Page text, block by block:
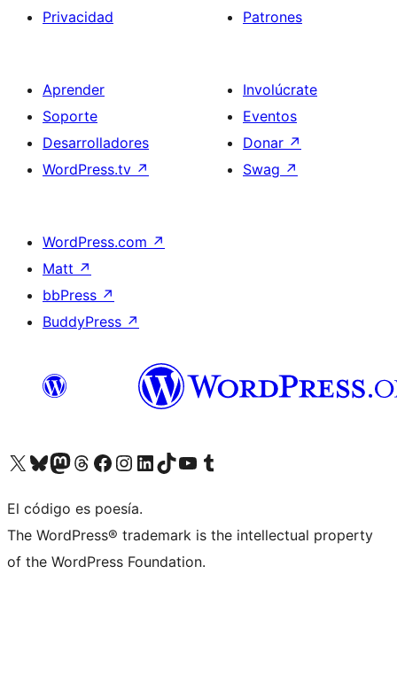
Privacidad
Patrones
Aprender
Soporte
Desarrolladores
WordPress.tv ↗
Involúcrate
Eventos
Donar ↗
Swag ↗
WordPress.com ↗
Matt ↗
bbPress ↗
BuddyPress ↗
Visita nuestra cuenta de X (anteriormente Twitter)
Visita nuestra cuenta de Bluesky
Visita nuestra cuenta de Mastodon
Visita nuestra cuenta de Threads
Visita nuestra página de Facebook
Visita nuestra cuenta de Instagram
Visita nuestra cuenta de LinkedIn
Visita nuestra cuenta de TikTok
Visita nuestro canal de YouTube
Visita nuestra cuenta de Tumblr
El código es poesía.
The WordPress® trademark is the intellectual property
of the WordPress Foundation.